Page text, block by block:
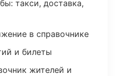
такси, доставка,
в справочнике
и билеты
жителей и